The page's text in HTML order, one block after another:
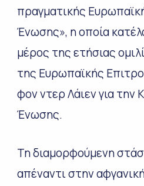
πραγματικής
Ένωσης», η οποία
μέρος της ετήσιας
της Ευρωπαϊκής
φον ντερ Λάιεν για την
Ένωσης.
Τη διαμορφούμενη
απέναντι στην